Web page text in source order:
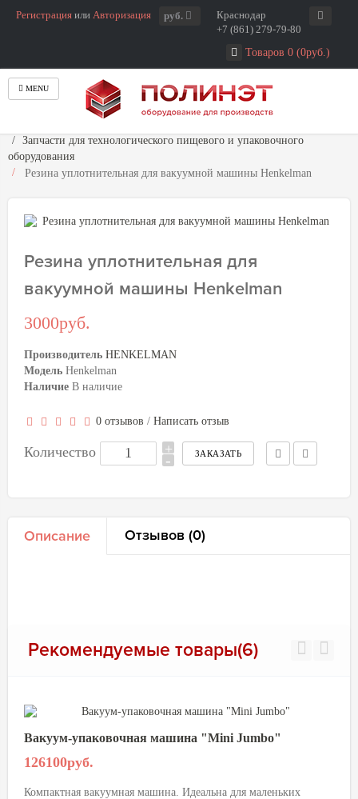
Регистрация или Авторизация руб.
Краснодар
+7 (861) 279-79-80
Товаров 0 (0руб.)
MENU
Запчасти для технологического пищевого и упаковочного
оборудования
Резина уплотнительная для вакуумной машины Henkelman
Резина уплотнительная для
вакуумной машины Henkelman
3000руб.
Производитель HENKELMAN
Модель Henkelman
Наличие В наличие
0 отзывов / Написать отзыв
Количество +
-
Описание Отзывов (0)
Рекомендуемые товары(6)
Вакуум-упаковочная машина "Mini Jumbo"
126100руб.
Компактная вакуумная машина. Идеальна для маленьких